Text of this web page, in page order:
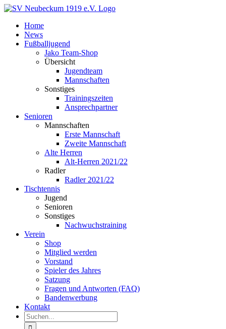
Zum
springenHome
News
Fußballjugend
Jako Team-Shop
Übersicht
Jugendteam
Mannschaften
Sonstiges
Trainingszeiten
Ansprechpartner
Senioren
Mannschaften
Erste Mannschaft
Zweite Mannschaft
Alte Herren
Alt-Herren 2021/22
Radler
Radler 2021/22
Tischtennis
Jugend
Senioren
Sonstiges
Nachwuchstraining
Verein
Shop
Mitglied werden
Vorstand
Spieler des Jahres
Satzung
Fragen und Antworten (FAQ)
Bandenwerbung
Kontakt
Suche
nach: